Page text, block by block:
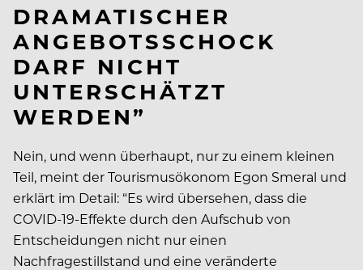
DRAMATISCHER
ANGEBOTSSCHOCK
DARF NICHT
UNTERSCHÄTZT
WERDEN”
Nein, und wenn überhaupt, nur zu einem kleinen
Teil, meint der Tourismusökonom Egon Smeral und
erklärt im Detail: “Es wird übersehen, dass die
COVID-19-Effekte durch den Aufschub von
Entscheidungen nicht nur einen
Nachfragestillstand und eine veränderte